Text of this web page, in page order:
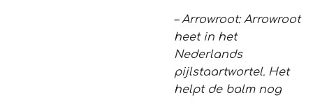
– Arrowroot: Arrowroot
heet in het
Nederlands
pijlstaartwortel. Het
helpt de balm nog